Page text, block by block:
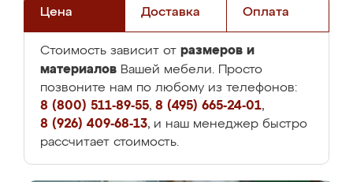
Цена Доставка Оплата
Стоимость зависит от размеров и
материалов Вашей мебели. Просто
позвоните нам по любому из телефонов:
8 (800) 511-89-55, 8 (495) 665-24-01,
8 (926) 409-68-13, и наш менеджер быстро
рассчитает стоимость.